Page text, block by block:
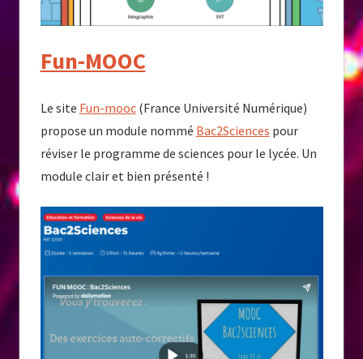
Fun-MOOC
Le site Fun-mooc(France Université Numérique)
propose un module nommé Bac2Sciences pour
réviser le programme de sciences pour le lycée. Un
module clair et bien présenté !